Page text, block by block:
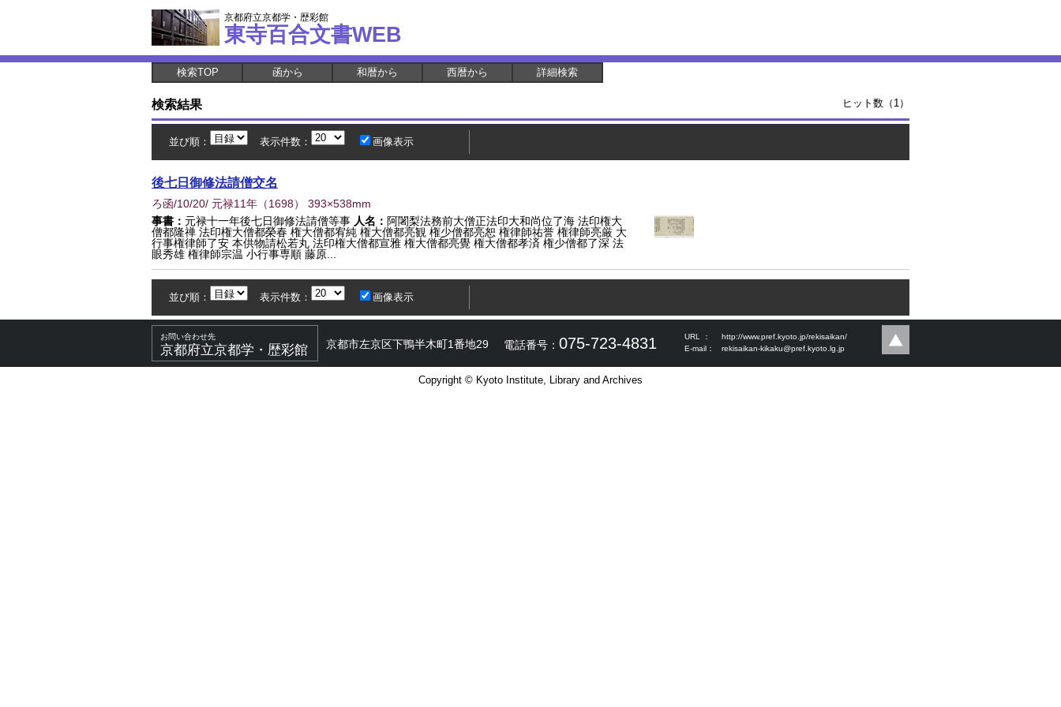
京都府立京都学・歴彩館
東寺百合文書WEB
検索TOP 函から 和暦から 西暦から 詳細検索
検索結果 ヒット数（1）
並び順： 表示件数： 画像表示
後七日御修法請僧交名
ろ函/10/20/ 元禄11年 （1698） 393×538mm
事書： 元禄十一年後七日御修法請僧等事 人名： 阿闍梨法務前大僧正法印大和尚位了海 法印権大
僧都隆禅 法印権大僧都榮春 権大僧都宥純 権大僧都亮観 権少僧都亮恕 権律師祐誉 権律師亮厳 大
行事権律師了安 本供物請松若丸 法印権大僧都宣雅 権大僧都亮覺 権大僧都孝済 権少僧都了深 法
眼秀雄 権律師宗温 小行事専順 藤原...
並び順： 表示件数： 画像表示
お問い合わせ先
京都府立京都学・歴彩館 京都市左京区下鴨半木町1番地29 電話番号： 075-723-4831 URL ：
http://www.pref.kyoto.jp/rekisaikan/
E-mail：
rekisaikan-kikaku@pref.kyoto.lg.jp
Copyright © Kyoto Institute, Library and Archives